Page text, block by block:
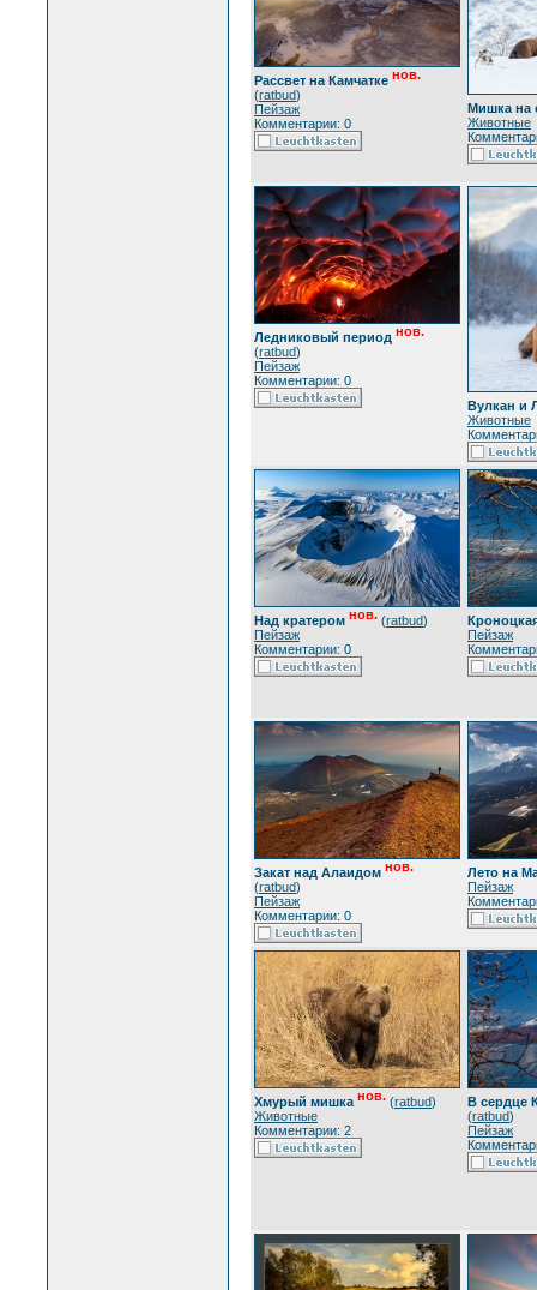
Рассвет на Камчатке нов.
(ratbud)
Пейзаж
Комментарии: 0
Мишка на
Животные
Ледниковый период нов.
(ratbud)
Пейзаж
Комментарии: 0
Вулкан и
Животные
Над кратером нов. (ratbud)
Пейзаж
Комментарии: 0
Пейзаж
Закат над Алаидом нов.
(ratbud)
Пейзаж
Комментарии: 0
Лето на
Пейзаж
Хмурый мишка нов. (ratbud)
Животные
Комментарии: 2
В сердце
(ratbud)
Пейзаж